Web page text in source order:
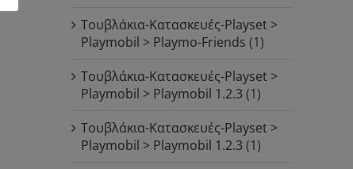
Τουβλάκια-Κατασκευές-Playset >
Playmobil > Playmo-Friends (1)
Τουβλάκια-Κατασκευές-Playset >
Playmobil > Playmobil 1.2.3 (1)
Τουβλάκια-Κατασκευές-Playset >
Playmobil > Playmobil 1.2.3 (1)